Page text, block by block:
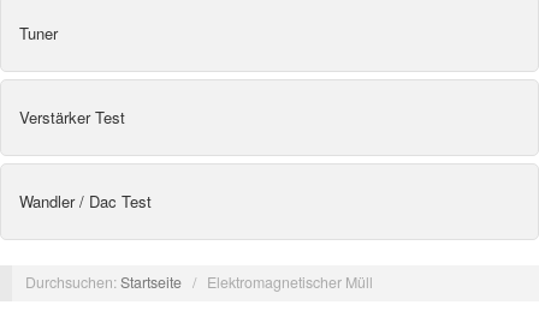
Tuner
Verstärker Test
Wandler / Dac Test
Durchsuchen:Startseite / Elektromagnetischer Müll